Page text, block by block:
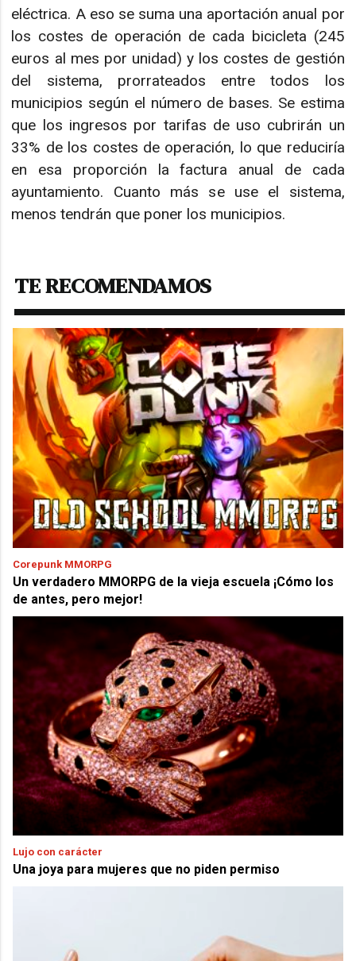
eléctrica. A eso se suma una aportación anual por
los costes de operación de cada bicicleta (245
euros al mes por unidad) y los costes de gestión
del sistema, prorrateados entre todos los
municipios según el número de bases. Se estima
que los ingresos por tarifas de uso cubrirán un
33% de los costes de operación, lo que reduciría
en esa proporción la factura anual de cada
ayuntamiento. Cuanto más se use el sistema,
menos tendrán que poner los municipios.
TE RECOMENDAMOS
Corepunk MMORPG
Un verdadero MMORPG de la vieja escuela ¡Cómo los
de antes, pero mejor!
Lujo con carácter
Una joya para mujeres que no piden permiso